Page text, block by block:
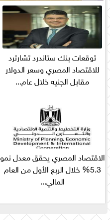
توقعات بنك ستاندرد تشارترد
للاقتصاد المصري وسعر الدولار
مقابل الجنيه خلال عام...
الاقتصاد المصري يحقق معدل نمو
5.3% خلال الربع الأول من العام
المالي...